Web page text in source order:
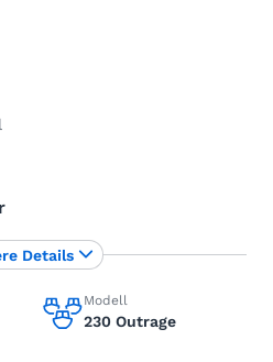
Modell
230 Outrage
Details